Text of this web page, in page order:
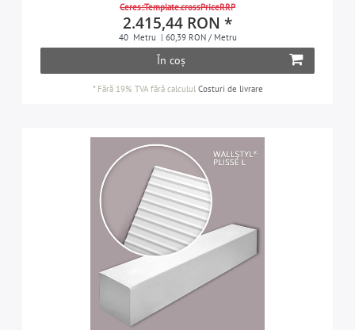
Ceres::Template.crossPriceRRP
2.415,44 RON *
40 Metru | 60,39 RON / Metru
În coș
* Fără 19% TVAfără calculul Costuri de livrare